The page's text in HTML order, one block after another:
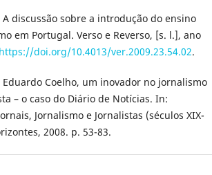
A discussão sobre a introdução do ensino
em Portugal. Verso e Reverso, [s. l.], ano
https://doi.org/10.4013/ver.2009.23.54.02.
Eduardo Coelho, um inovador no jornalismo
– o caso do Diário de Notícias. In:
Jornalismo e Jornalistas (séculos XIX-
2008. p. 53-83.